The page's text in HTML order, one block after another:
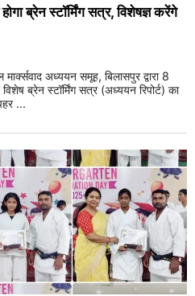
ब्रेन स्टॉर्मिंग सत्र, विशेषज्ञ करेंगे
अध्ययन समूह, बिलासपुर द्वारा 8
ब्रेन स्टॉर्मिंग सत्र (अध्ययन रिपोर्ट) का
...